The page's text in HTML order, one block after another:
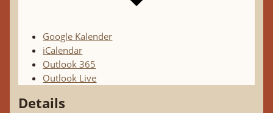
Google Kalender
iCalendar
Outlook 365
Outlook Live
Details